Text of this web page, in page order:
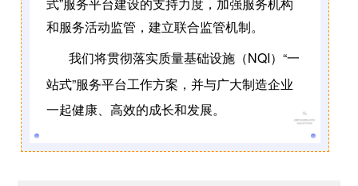
式”服务平台建设的支持力度，加强服务机构
和服务活动监管，建立联合监管机制。
我们将贯彻落实质量基础设施（NQI）“一
站式”服务平台工作方案，并与广大制造企业
一起健康、高效的成长和发展。